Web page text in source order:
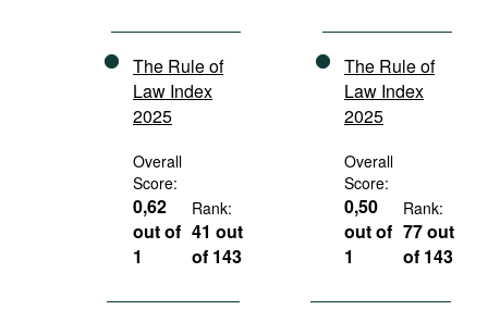
The Rule of
Law Index
2025
Overall
Score:
0,62
out of
1
Rank:
41 out
of 143
The Rule of
Law Index
2025
Overall
Score:
0,50
out of
1
Rank:
77 out
of 143